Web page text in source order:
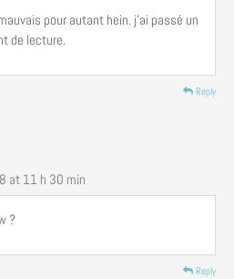
pour autant hein. j’ai passé un
de lecture.
Reply
at 11 h 30 min
?
Reply